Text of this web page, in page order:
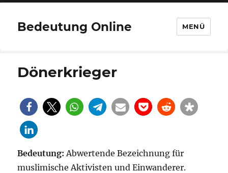
Bedeutung Online MENÜ
Dönerkrieger
Bedeutung: Abwertende Bezeichnung für
muslimische Aktivisten und Einwanderer.